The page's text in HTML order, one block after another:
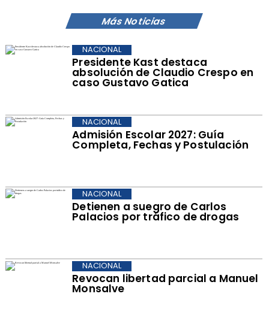
Más Noticias
Presidente Kast destaca
absolución de Claudio Crespo en
caso Gustavo Gatica
NACIONAL
Admisión Escolar 2027: Guía
Completa, Fechas y Postulación
NACIONAL
Detienen a suegro de Carlos
Palacios por tráfico de drogas
NACIONAL
Revocan libertad parcial a Manuel
Monsalve
NACIONAL